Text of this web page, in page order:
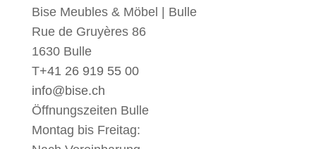
Bise Meubles & Möbel | Bulle
Rue de Gruyères 86
1630 Bulle
T+41 26 919 55 00
info@bise.ch
Öffnungszeiten Bulle
Montag bis Freitag: